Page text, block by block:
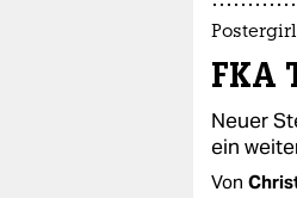
epaper
FKA
Neuer
ein
Von